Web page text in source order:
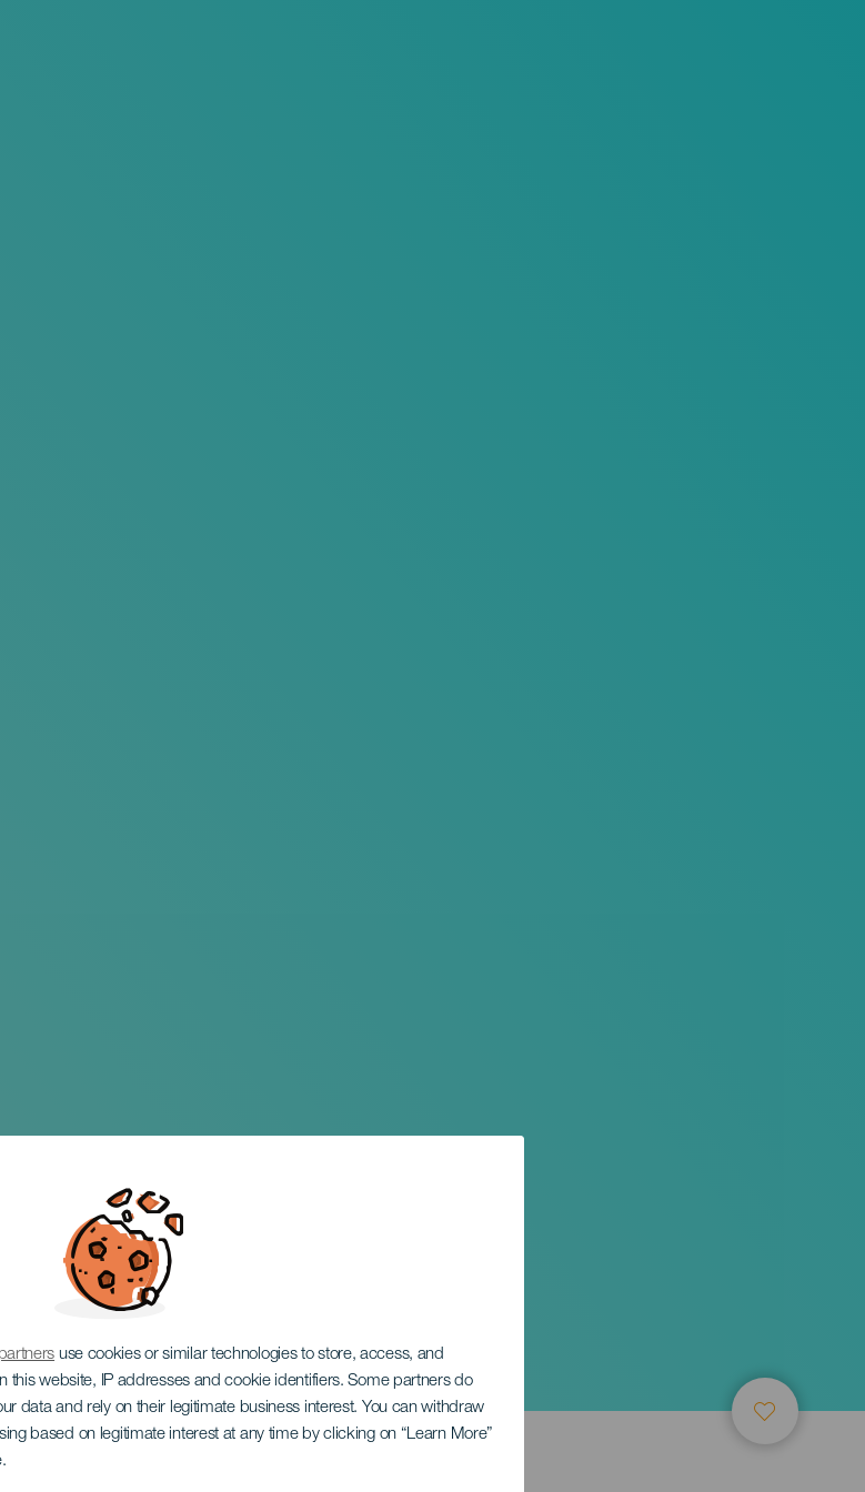
use cookies or similar technologies to store, access, and
this website, IP addresses and cookie identifiers. Some partners do
data and rely on their legitimate business interest. You can withdraw
based on legitimate interest at any time by clicking on “Learn More”